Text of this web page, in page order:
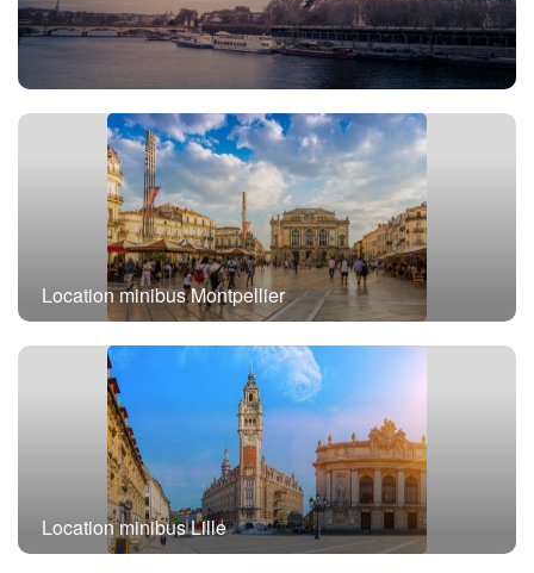
Location minibus avec chauffeur Paris
Location minibus Montpellier
Location minibus Lille